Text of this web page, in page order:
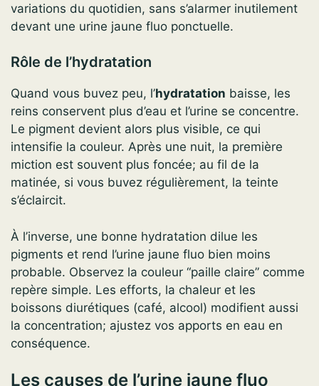
variations du quotidien, sans s’alarmer inutilement
devant une urine jaune fluo ponctuelle.
Rôle de l’hydratation
Quand vous buvez peu, l’hydratation baisse, les
reins conservent plus d’eau et l’urine se concentre.
Le pigment devient alors plus visible, ce qui
intensifie la couleur. Après une nuit, la première
miction est souvent plus foncée; au fil de la
matinée, si vous buvez régulièrement, la teinte
s’éclaircit.
À l’inverse, une bonne hydratation dilue les
pigments et rend l’urine jaune fluo bien moins
probable. Observez la couleur “paille claire” comme
repère simple. Les efforts, la chaleur et les
boissons diurétiques (café, alcool) modifient aussi
la concentration; ajustez vos apports en eau en
conséquence.
Les causes de l’urine jaune fluo